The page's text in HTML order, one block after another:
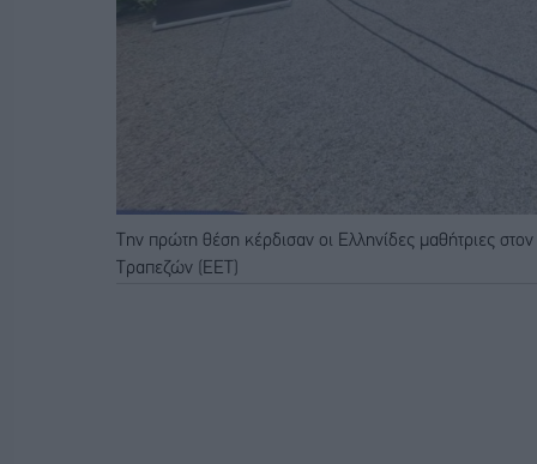
Την πρώτη θέση κέρδισαν οι Ελληνίδες μαθήτριες
Τραπεζών (ΕΕΤ)